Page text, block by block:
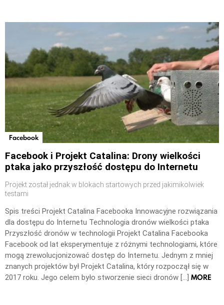
Facebook
Facebook i Projekt Catalina: Drony wielkości
ptaka jako przyszłość dostępu do Internetu
Projekt został jednak w blokach startowych przed jakimikolwiek
testami
Spis treści Projekt Catalina Facebooka Innowacyjne rozwiązania
dla dostępu do Internetu Technologia dronów wielkości ptaka
Przyszłość dronów w technologii Projekt Catalina Facebooka
Facebook od lat eksperymentuje z różnymi technologiami, które
mogą zrewolucjonizować dostęp do Internetu. Jednym z mniej
znanych projektów był Projekt Catalina, który rozpoczął się w
2017 roku. Jego celem było stworzenie sieci dronów […] MORE